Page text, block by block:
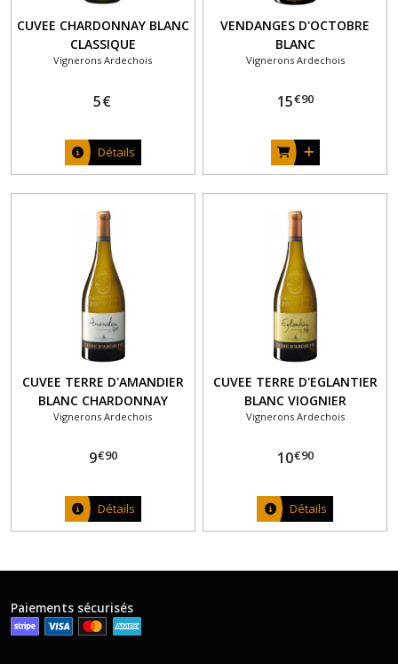
CUVEE CHARDONNAY BLANC
CLASSIQUE
Vignerons Ardechois
5€
Détails
VENDANGES D'OCTOBRE
BLANC
Vignerons Ardechois
15€90
CUVEE TERRE D'AMANDIER
BLANC CHARDONNAY
Vignerons Ardechois
9€90
Détails
CUVEE TERRE D'EGLANTIER
BLANC VIOGNIER
Vignerons Ardechois
10€90
Détails
Paiements sécurisés